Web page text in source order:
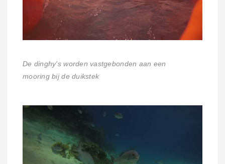
De dinghy's worden vastgebonden aan een
mooring bij de duikstek